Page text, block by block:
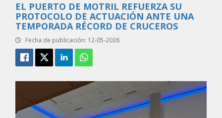
EL PUERTO DE MOTRIL REFUERZA SU
PROTOCOLO DE ACTUACIÓN ANTE UNA
TEMPORADA RÉCORD DE CRUCEROS
Fecha de publicación: 12-05-2026